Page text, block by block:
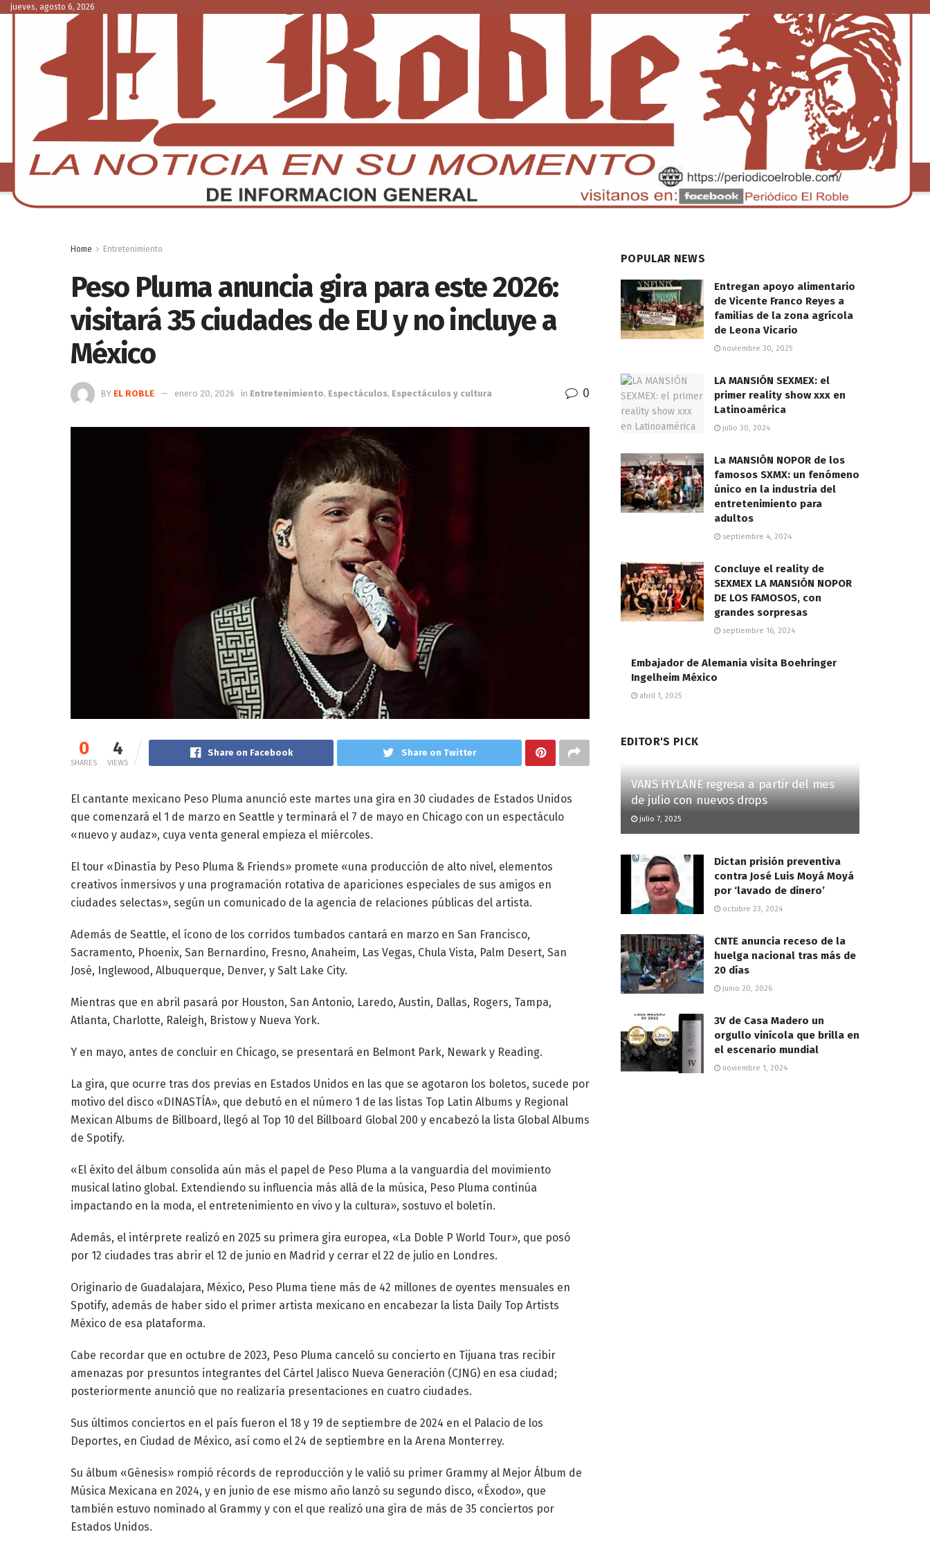
jueves, agosto 6, 2026
NACIONAL CDMX EDOMEX ECONOMÍA INTERNACIONAL DEPORTES TENDENCIA
Home Entretenimiento
Peso Pluma anuncia gira para este 2026:
visitará 35 ciudades de EU y no incluye a
México
BY EL ROBLE enero 20, 2026 in Entretenimiento, Espectáculos, Espectáculos y cultura 0
0
SHARES
4
VIEWS
Share on Facebook Share on Twitter
El cantante mexicano Peso Pluma anunció este martes una gira en 30 ciudades de Estados Unidos
que comenzará el 1 de marzo en Seattle y terminará el 7 de mayo en Chicago con un espectáculo
«nuevo y audaz», cuya venta general empieza el miércoles.
El tour «Dinastía by Peso Pluma & Friends» promete «una producción de alto nivel, elementos
creativos inmersivos y una programación rotativa de apariciones especiales de sus amigos en
ciudades selectas», según un comunicado de la agencia de relaciones públicas del artista.
Además de Seattle, el ícono de los corridos tumbados cantará en marzo en San Francisco,
Sacramento, Phoenix, San Bernardino, Fresno, Anaheim, Las Vegas, Chula Vista, Palm Desert, San
José, Inglewood, Albuquerque, Denver, y Salt Lake City.
Mientras que en abril pasará por Houston, San Antonio, Laredo, Austin, Dallas, Rogers, Tampa,
Atlanta, Charlotte, Raleigh, Bristow y Nueva York.
Y en mayo, antes de concluir en Chicago, se presentará en Belmont Park, Newark y Reading.
La gira, que ocurre tras dos previas en Estados Unidos en las que se agotaron los boletos, sucede por
motivo del disco «DINASTÍA», que debutó en el número 1 de las listas Top Latin Albums y Regional
Mexican Albums de Billboard, llegó al Top 10 del Billboard Global 200 y encabezó la lista Global Albums
de Spotify.
«El éxito del álbum consolida aún más el papel de Peso Pluma a la vanguardia del movimiento
musical latino global. Extendiendo su influencia más allá de la música, Peso Pluma continúa
impactando en la moda, el entretenimiento en vivo y la cultura», sostuvo el boletín.
Además, el intérprete realizó en 2025 su primera gira europea, «La Doble P World Tour», que posó
por 12 ciudades tras abrir el 12 de junio en Madrid y cerrar el 22 de julio en Londres.
Originario de Guadalajara, México, Peso Pluma tiene más de 42 millones de oyentes mensuales en
Spotify, además de haber sido el primer artista mexicano en encabezar la lista Daily Top Artists
México de esa plataforma.
Cabe recordar que en octubre de 2023, Peso Pluma canceló su concierto en Tijuana tras recibir
amenazas por presuntos integrantes del Cártel Jalisco Nueva Generación (CJNG) en esa ciudad;
posteriormente anunció que no realizaría presentaciones en cuatro ciudades.
Sus últimos conciertos en el país fueron el 18 y 19 de septiembre de 2024 en el Palacio de los
Deportes, en Ciudad de México, así como el 24 de septiembre en la Arena Monterrey.
Su álbum «Génesis» rompió récords de reproducción y le valió su primer Grammy al Mejor Álbum de
Música Mexicana en 2024, y en junio de ese mismo año lanzó su segundo disco, «Éxodo», que
también estuvo nominado al Grammy y con el que realizó una gira de más de 35 conciertos por
Estados Unidos.
POPULAR NEWS
Entregan apoyo alimentario
de Vicente Franco Reyes a
familias de la zona agrícola
de Leona Vicario
noviembre 30, 2025
LA MANSIÓN SEXMEX: el
primer reality show xxx en
Latinoamérica
julio 30, 2024
La MANSIÓN NOPOR de los
famosos SXMX: un fenómeno
único en la industria del
entretenimiento para
adultos
septiembre 4, 2024
Concluye el reality de
SEXMEX LA MANSIÓN NOPOR
DE LOS FAMOSOS, con
grandes sorpresas
septiembre 16, 2024
Embajador de Alemania visita Boehringer
Ingelheim México
abril 1, 2025
EDITOR'S PICK
VANS HYLANE regresa a partir del mes
de julio con nuevos drops
julio 7, 2025
Dictan prisión preventiva
contra José Luis Moyá Moyá
por ‘lavado de dinero’
octubre 23, 2024
CNTE anuncia receso de la
huelga nacional tras más de
20 días
junio 20, 2026
3V de Casa Madero un
orgullo vinícola que brilla en
el escenario mundial
noviembre 1, 2024